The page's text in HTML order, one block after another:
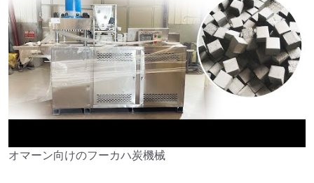
オマーン向けのフーカハ炭機械